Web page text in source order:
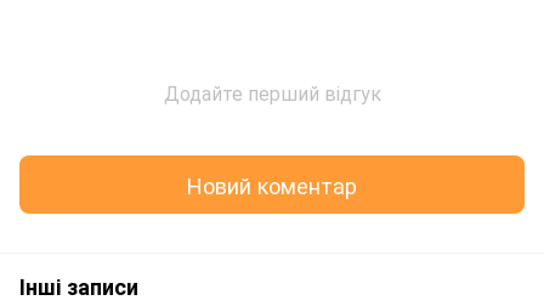
Додайте перший відгук
Новий коментар
Інші записи